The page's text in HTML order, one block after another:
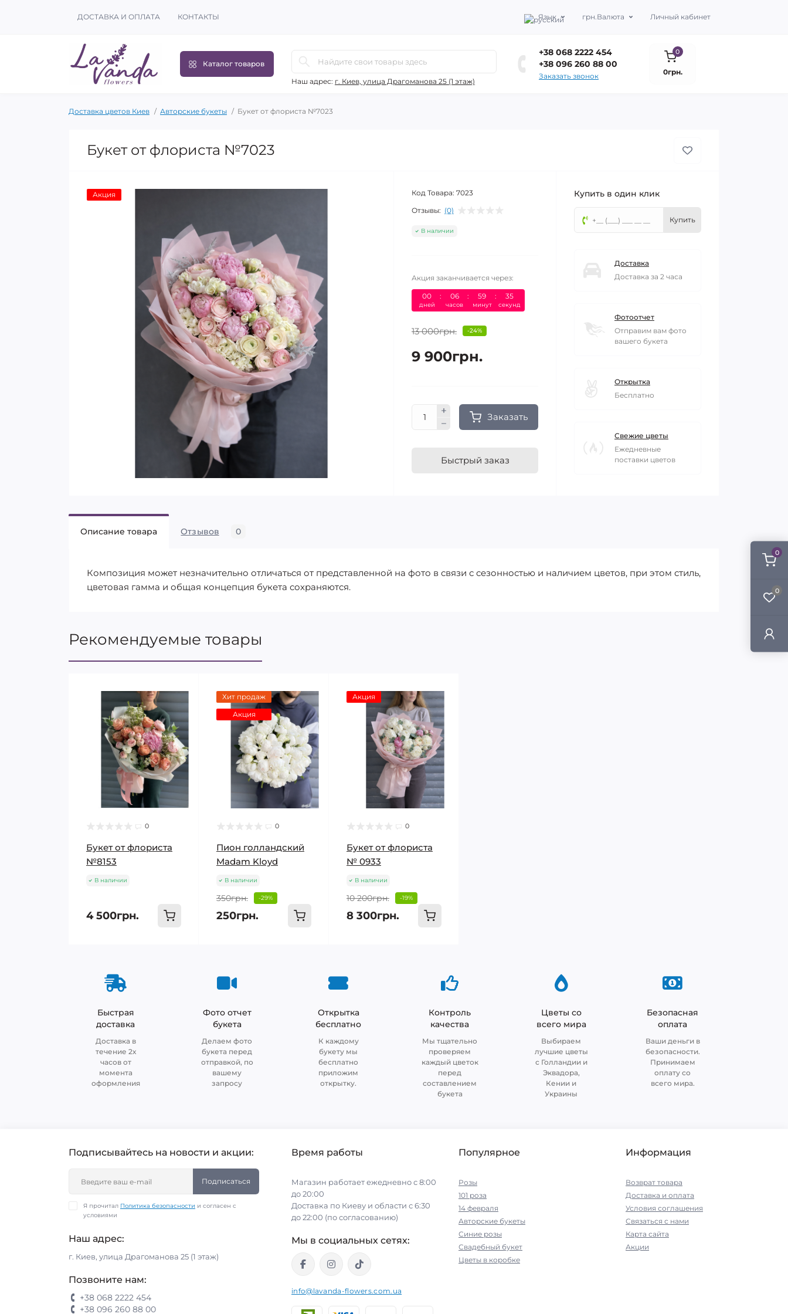
0
0
ДОСТАВКА И ОПЛАТА КОНТАКТЫ Язык грн.Валюта Личный кабинет
Каталог товаров
Наш адрес: г. Киев, улица Драгоманова 25 (1 этаж)
+38 068 2222 454
+38 096 260 88 00
Заказать звонок
0
0грн.
Доставка цветов Киев Авторские букеты Букет от флориста №7023
Букет от флориста №7023
Акция Код Товара: 7023
Отзывы: (0)
В наличии
Акция заканчивается через:
00
дней
06
часов
59
минут
35
секунд
13 000грн. -24%
9 900грн.
Заказать
Быстрый заказ
Купить в один клик
Купить
Доставка
Доставка за 2 часа
Фотоотчет
Отправим вам фото
вашего букета
Открытка
Бесплатно
Свежие цветы
Ежедневные
поставки цветов
Описание товара Отзывов 0
Композиция может незначительно отличаться от представленной на фото в связи с сезонностью и наличием цветов, при этом стиль,
цветовая гамма и общая концепция букета сохраняются.
Рекомендуемые товары
0
Букет от флориста
№8153
В наличии
4 500грн.
Хит продаж
Акция
0
Пион голландский
Madam Kloyd
В наличии
350грн. -29%
250грн.
Акция
0
Букет от флориста
№ 0933
В наличии
10 200грн. -19%
8 300грн.
Быстрая
доставка
Доставка в
течение 2х
часов от
момента
оформления
Фото отчет
букета
Делаем фото
букета перед
отправкой, по
вашему
запросу
Открытка
бесплатно
К каждому
букету мы
бесплатно
приложим
открытку.
Контроль
качества
Мы тщательно
проверяем
каждый цветок
перед
составлением
букета
Цветы со
всего мира
Выбираем
лучшие цветы
с Голландии и
Эквадора,
Кении и
Украины
Безопасная
оплата
Ваши деньги в
безопасности.
Принимаем
оплату со
всего мира.
Подписывайтесь на новости и акции:
Подписаться
Я прочитал Политика безопасности и согласен с
условиями
Наш адрес:
г. Киев, улица Драгоманова 25 (1 этаж)
Позвоните нам:
+38 068 2222 454
+38 096 260 88 00
Время работы
Магазин работает ежедневно с 8:00
до 20:00
Доставка по Киеву и области с 6:30
до 22:00 (по согласованию)
Мы в социальных сетях:
info@lavanda-flowers.com.ua
Популярное
Розы
101 роза
14 февраля
Авторские букеты
Синие розы
Свадебный букет
Цветы в коробке
Информация
Возврат товара
Доставка и оплата
Условия соглашения
Связаться с нами
Карта сайта
Акции